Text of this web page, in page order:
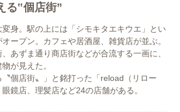
る‟個店街”
身。駅の上には「シモキタエキウエ」とい
ープン。カフェや居酒屋、雑貨店が並ぶ。
あずま通り商店街などが合流する一画に、
が見えた。
〝個店街〟」と銘打った「reload（リロー
鏡店、理髪店など24の店舗がある。